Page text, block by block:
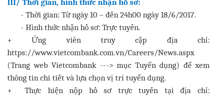
III/ Thời gian, hình thức nhận hồ sơ:
- Thời gian: Từ ngày 10 – đến 24h00 ngày 18/6/2017.
- Hình thức nhận hồ sơ: Trực tuyến.
+ Ứng viên truy cập địa chỉ:
https://www.vietcombank.com.vn/Careers/News.aspx
(Trang web Vietcombank ---> mục Tuyển dụng) để xem
thông tin chi tiết và lựa chọn vị trí tuyển dụng.
+ Thực hiện nộp hồ sơ trực tuyến tại địa chỉ: